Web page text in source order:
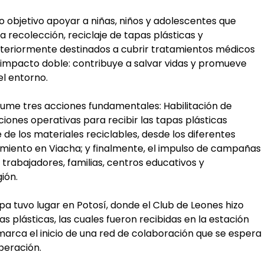
objetivo apoyar a niñas, niños y adolescentes que
recolección, reciclaje de tapas plásticas y
destinados a cubrir tratamientos médicos
doble: contribuye a salvar vidas y promueve
entorno.
tres acciones fundamentales: Habilitación de
operativas para recibir las tapas plásticas
los materiales reciclables, desde los diferentes
en Viacha; y finalmente, el impulso de campañas
familias, centros educativos y
tuvo lugar en Potosí, donde el Club de Leones hizo
plásticas, las cuales fueron recibidas en la estación
el inicio de una red de colaboración que se espera